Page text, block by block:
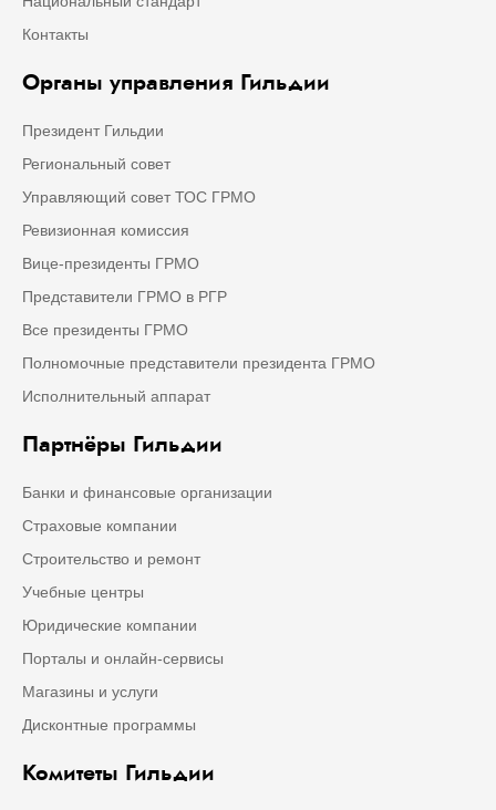
Контакты
Органы управления Гильдии
Президент Гильдии
Региональный совет
Управляющий совет ТОС ГРМО
Ревизионная комиссия
Вице-президенты ГРМО
Представители ГРМО в РГР
Все президенты ГРМО
Полномочные представители президента ГРМО
Исполнительный аппарат
Партнёры Гильдии
Банки и финансовые организации
Страховые компании
Строительство и ремонт
Учебные центры
Юридические компании
Порталы и онлайн-сервисы
Магазины и услуги
Дисконтные программы
Комитеты Гильдии